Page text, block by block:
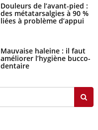
Douleurs de l’avant-pied :
des métatarsalgies à 90 %
liées à problème d’appui
Mauvaise haleine : il faut
améliorer l’hygiène bucco-
dentaire